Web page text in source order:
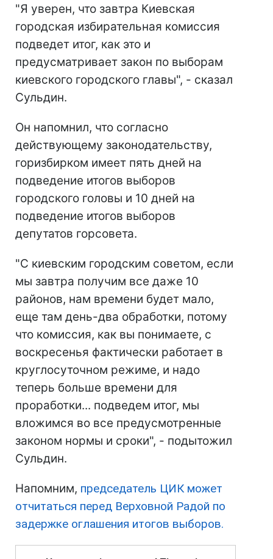
"Я уверен, что завтра Киевская
городская избирательная комиссия
подведет итог, как это и
предусматривает закон по выборам
киевского городского главы", - сказал
Сульдин.
Он напомнил, что согласно
действующему законодательству,
горизбирком имеет пять дней на
подведение итогов выборов
городского головы и 10 дней на
подведение итогов выборов
депутатов горсовета.
"С киевским городским советом, если
мы завтра получим все даже 10
районов, нам времени будет мало,
еще там день-два обработки, потому
что комиссия, как вы понимаете, с
воскресенья фактически работает в
круглосуточном режиме, и надо
теперь больше времени для
проработки... подведем итог, мы
вложимся во все предусмотренные
законом нормы и сроки", - подытожил
Сульдин.
Напомним, председатель ЦИК может
отчитаться перед Верховной Радой по
задержке оглашения итогов выборов.